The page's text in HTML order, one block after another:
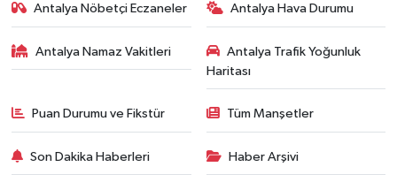
Antalya Nöbetçi Eczaneler Antalya Hava Durumu
Antalya Namaz Vakitleri
Antalya Trafik Yoğunluk
Haritası
Puan Durumu ve Fikstür Tüm Manşetler
Son Dakika Haberleri Haber Arşivi